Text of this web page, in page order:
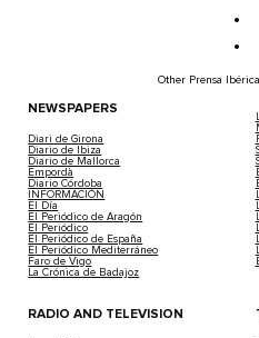
Other Prensa
NEWSPAPERS
Diari de Girona
Diario de Ibiza
Diario de Mallorca
Empordà
Diario Córdoba
INFORMACIÓN
El Día
El Periódico de Aragón
El Periódico
El Periódico de España
El Periódico Mediterráneo
Faro de Vigo
La Crónica de Badajoz
RADIO AND TELEVISION